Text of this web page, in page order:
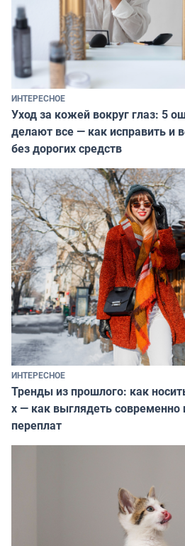
ИНТЕРЕСНОЕ
Уход за кожей вокруг глаз: 5
делают все — как исправить и
без дорогих средств
ИНТЕРЕСНОЕ
Тренды из прошлого: как
х — как выглядеть современно
переплат